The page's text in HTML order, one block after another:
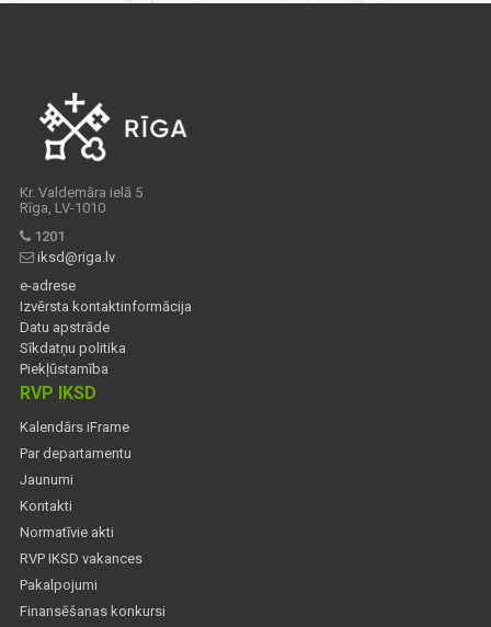
Kr. Valdemāra ielā 5
Rīga, LV-1010
1201
iksd@riga.lv
e-adrese
Izvērsta kontaktinformācija
Datu apstrāde
Sīkdatņu politika
Piekļūstamība
RVP IKSD
Kalendārs iFrame
Par departamentu
Jaunumi
Kontakti
Normatīvie akti
RVP IKSD vakances
Pakalpojumi
Finansēšanas konkursi